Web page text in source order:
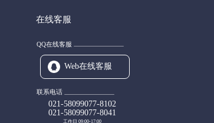
在线客服
QQ在线客服
Web在线客服
联系电话
021-58099077-8102
021-58099077-8041
工作日 09:00-17:00